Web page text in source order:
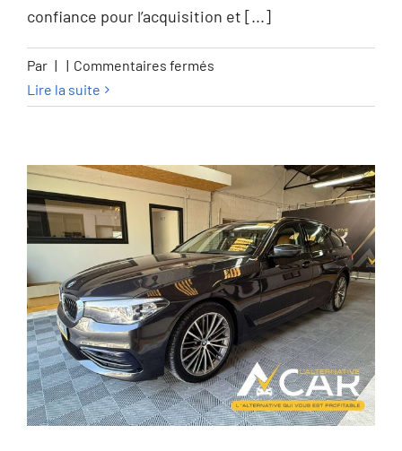
confiance pour l’acquisition et [...]
Par | | Commentaires fermés
i30
Fastback
1.4
T-
GDi
Shine
DCT
–
GARANTIE
12M
Lire la suite